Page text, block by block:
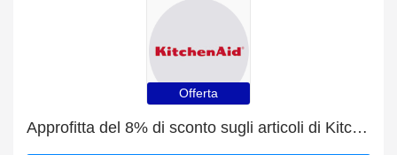
Offerta
Approfitta del 8% di sconto sugli articoli di KitchenAid